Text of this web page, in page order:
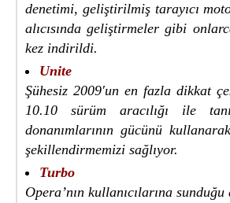
denetimi, geliştirilmiş tarayıcı
alıcısında geliştirmeler gibi
kez indirildi.
Unite
Şühesiz 2009′un en fazla dikkat
10.10 sürüm aracılığı ile
donanımlarının gücünü
şekillendirmemizi sağlıyor.
Turbo
Opera’nın kullanıcılarına